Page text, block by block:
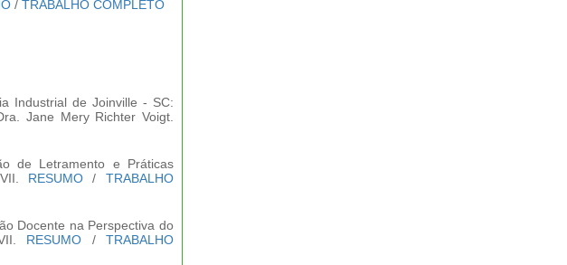
/ TRABALHO COMPLETO
Industrial de Joinville - SC:
Jane Mery Richter Voigt.
de Letramento e Práticas
RESUMO / TRABALHO
Docente na Perspectiva do
RESUMO / TRABALHO